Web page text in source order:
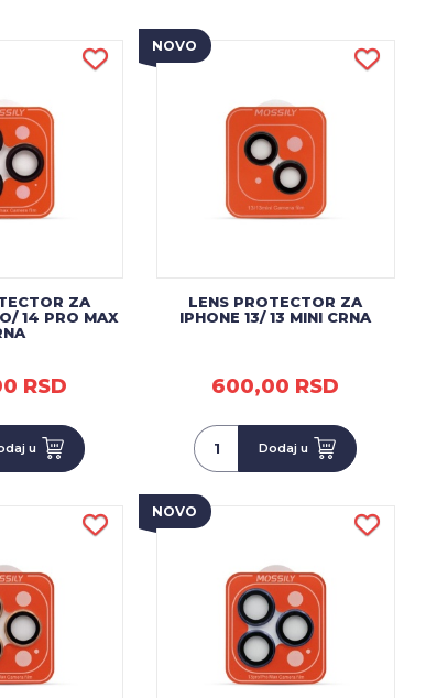
ZA
14 PRO MAX
RSD
u
NOVO
LENS PROTECTOR ZA
IPHONE 13/ 13 MINI CRNA
600,00 RSD
Dodaj u
NOVO